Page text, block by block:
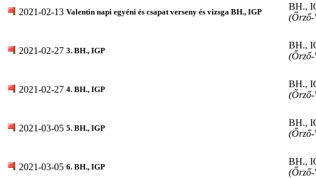
2021-02-13 Valentin napi egyéni és csapat verseny és vizsga BH., IGP
BH.,
(Őrző-
2021-02-27 3. BH., IGP
BH.,
(Őrző-
2021-02-27 4. BH., IGP
BH.,
(Őrző-
2021-03-05 5. BH., IGP
BH.,
(Őrző-
2021-03-05 6. BH., IGP
BH.,
(Őrző-